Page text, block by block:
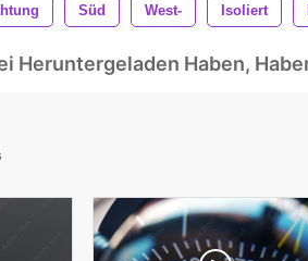
Süd West- Isoliert
Heruntergeladen Haben,